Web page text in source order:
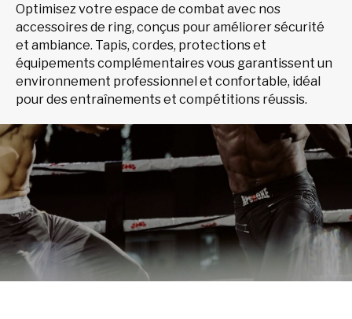
Optimisez votre espace de combat avec nos
accessoires de ring, conçus pour améliorer sécurité
et ambiance. Tapis, cordes, protections et
équipements complémentaires vous garantissent un
environnement professionnel et confortable, idéal
pour des entraînements et compétitions réussis.